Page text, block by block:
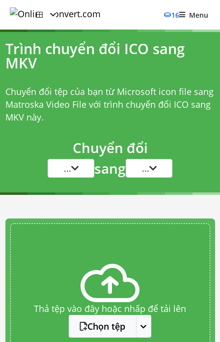
16 Menu
Trình chuyển đổi ICO sang
MKV
Chuyển đổi tệp của bạn từ Microsoft icon file sang
Matroska Video File với trình chuyển đổi ICO sang
MKVnày.
Chuyển đổi
... sang ...
Thả tệp vào đây hoặc nhấp để tải lên
Chọn tệp